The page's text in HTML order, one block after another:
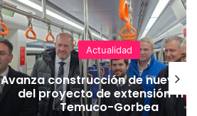
Actualidad
Avanza construcción de nuevas
del proyecto de extensión
Temuco-Gorbea